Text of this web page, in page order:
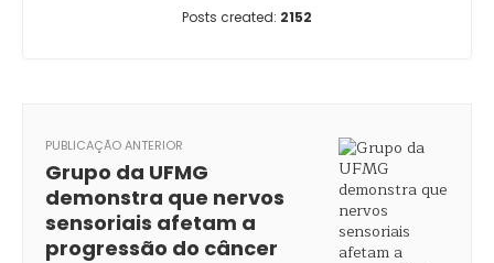
Posts created: 2152
PUBLICAÇÃO ANTERIOR
Grupo da UFMG
demonstra que nervos
sensoriais afetam a
progressão do câncer